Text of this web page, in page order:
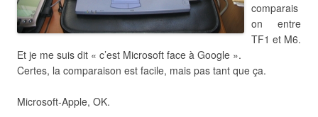
comparais
on entre
TF1 et M6.
Et je me suis dit « c’est Microsoft face à Google ».
Certes, la comparaison est facile, mais pas tant que ça.
Microsoft-Apple, OK.